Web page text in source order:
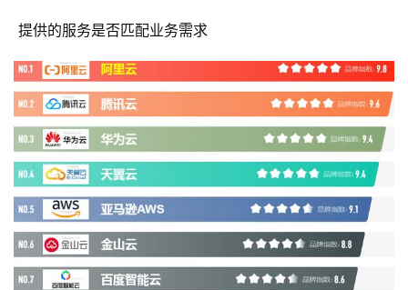
主
行
业
动
态
标
签
归
提供的服务是否匹配业务需求